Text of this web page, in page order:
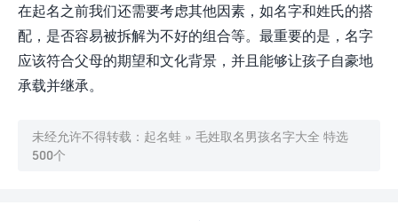
在起名之前我们还需要考虑其他因素，如名字和姓氏的搭
配，是否容易被拆解为不好的组合等。最重要的是，名字
应该符合父母的期望和文化背景，并且能够让孩子自豪地
承载并继承。
未经允许不得转载： 起名蛙 » 毛姓取名男孩名字大全 特选
500个